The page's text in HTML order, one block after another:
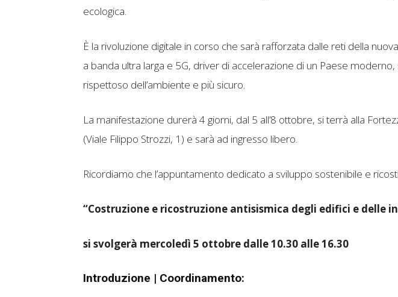
ecologica.
È la rivoluzione digitale in corso che sarà rafforzata dalle reti della
a banda ultra larga e 5G, driver di accelerazione di un Paese
rispettoso dell’ambiente e più sicuro.
La manifestazione durerà 4 giorni, dal 5 all’8 ottobre, si terrà alla
(Viale Filippo Strozzi, 1) e sarà ad ingresso libero.
Ricordiamo che l’appuntamento dedicato a sviluppo sostenibile e
“Costruzione e ricostruzione antisismica degli edifici e delle
si svolgerà mercoledì 5 ottobre dalle 10.30 alle 16.30
Introduzione | Coordinamento: